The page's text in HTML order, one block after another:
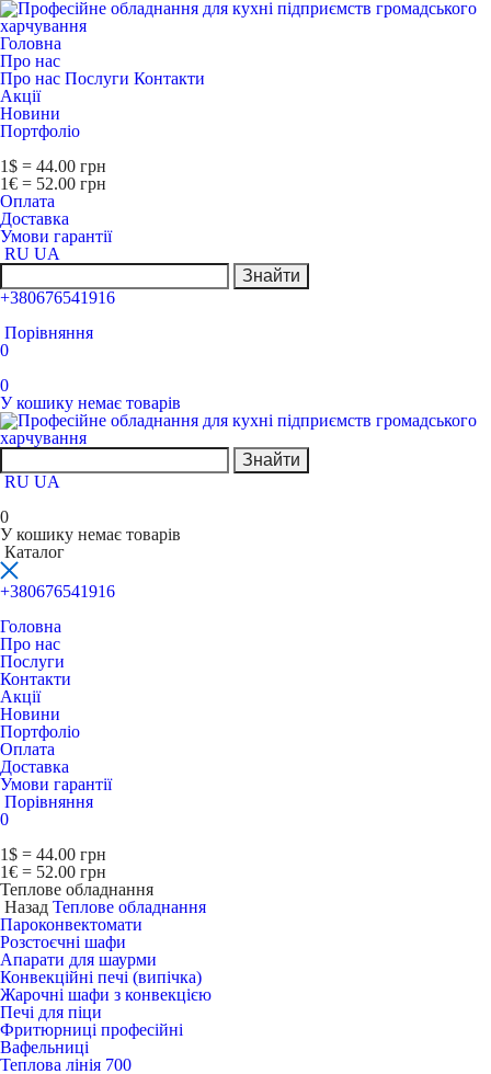
Головна
Про нас
Про нас Послуги Контакти
Акції
Новини
Портфоліо
1$ = 44.00 грн
1€ = 52.00 грн
Оплата
Доставка
Умови гарантії
RU UA
Знайти
+380676541916
Порівняння
0
0
У кошику немає товарів
Знайти
RU UA
0
У кошику немає товарів
Каталог
+380676541916
Головна
Про нас
Послуги
Контакти
Акції
Новини
Портфоліо
Оплата
Доставка
Умови гарантії
Порівняння
0
1$ = 44.00 грн
1€ = 52.00 грн
Теплове обладнання
Назад Теплове обладнання
Пароконвектомати
Розстоєчні шафи
Апарати для шаурми
Конвекційні печі (випічка)
Жарочні шафи з конвекцією
Печі для піци
Фритюрниці професійні
Вафельниці
Теплова лінія 700